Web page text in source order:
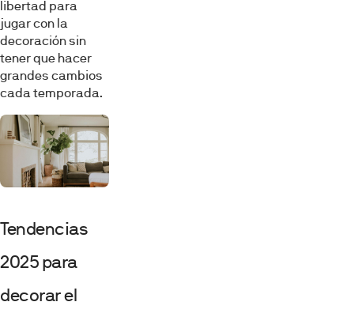
libertad para
jugar con la
decoración sin
tener que hacer
grandes cambios
cada temporada.
Tendencias
2025 para
decorar el